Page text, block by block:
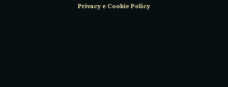
Privacy e Cookie Policy